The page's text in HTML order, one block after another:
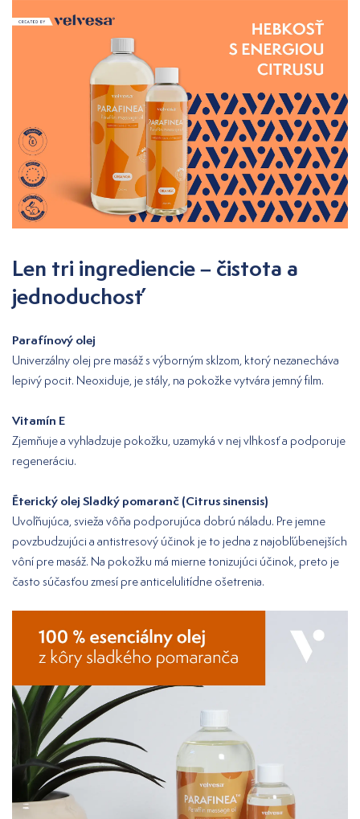
Len tri ingrediencie – čistota a
jednoduchosť
Parafínový olej
Univerzálny olej pre masáž s výborným sklzom, ktorý nezanecháva
lepivý pocit. Neoxiduje, je stály, na pokožke vytvára jemný film.
Vitamín E
Zjemňuje a vyhladzuje pokožku, uzamyká v nej vlhkosť a podporuje
regeneráciu.
Éterický olej Sladký pomaranč (Citrus sinensis)
Uvoľňujúca, svieža vôňa podporujúca dobrú náladu. Pre jemne
povzbudzujúci a antistresový účinok je to jedna z najobľúbenejších
vôní pre masáž. Na pokožku má mierne tonizujúci účinok, preto je
často súčasťou zmesí pre anticelulitídne ošetrenia.